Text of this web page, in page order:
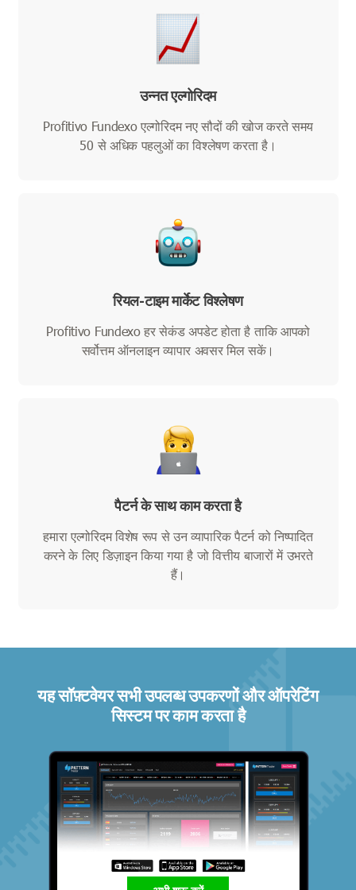
उन्नत एल्गोरिदम
Profitivo Fundexo एल्गोरिदम नए सौदों की खोज करते समय
50 से अधिक पहलुओं का विश्लेषण करता है।
रियल-टाइम मार्केट विश्लेषण
Profitivo Fundexo हर सेकंड अपडेट होता है ताकि आपको
सर्वोत्तम ऑनलाइन व्यापार अवसर मिल सकें।
पैटर्न के साथ काम करता है
हमारा एल्गोरिदम विशेष रूप से उन व्यापारिक पैटर्न को निष्पादित
करने के लिए डिज़ाइन किया गया है जो वित्तीय बाजारों में उभरते
हैं।
यह सॉफ़्टवेयर सभी उपलब्ध उपकरणों और ऑपरेटिंग
सिस्टम पर काम करता है